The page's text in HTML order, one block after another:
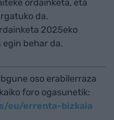
ordainketa, eta
da.
2025eko
behar da.
oso erabilerraza
foro ogasunetik:
eu/errenta-bizkaia